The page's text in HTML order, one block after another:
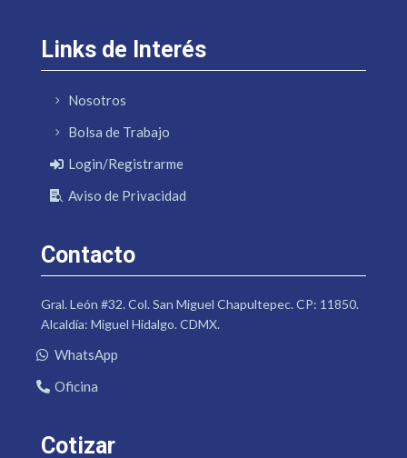
Links de Interés
Nosotros
Bolsa de Trabajo
Login/Registrarme
Aviso de Privacidad
Contacto
Gral. León #32. Col. San Miguel Chapultepec. CP: 11850.
Alcaldía: Miguel Hidalgo. CDMX.
WhatsApp
Oficina
Cotizar